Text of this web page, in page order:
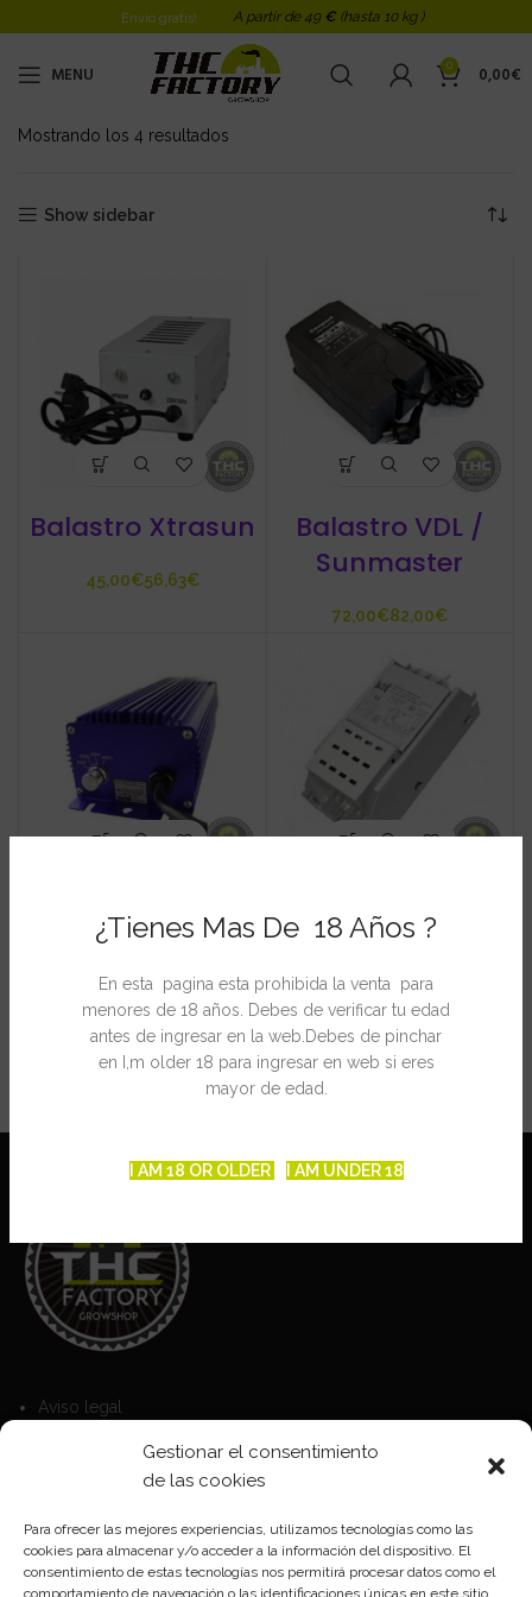
¿Tienes Mas De 18 Años ?
En esta pagina esta prohibida la venta para
menores de 18 años. Debes de verificar tu edad
antes de ingresar en la web.Debes de pinchar
en I,m older 18 para ingresar en web si eres
mayor de edad.
I AM 18 OR OLDER I AM UNDER 18
Gestionar el consentimiento
de las cookies
Para ofrecer las mejores experiencias, utilizamos tecnologías como las
cookies para almacenar y/o acceder a la información del dispositivo. El
consentimiento de estas tecnologías nos permitirá procesar datos como el
comportamiento de navegación o las identificaciones únicas en este sitio.
Envio gratis! A partir de 49 € (hasta 10 kg )
MENU 0 0,00€
Mostrando los 4 resultados
Show sidebar
Balastro Xtrasun
€ €
Balastro VDL /
Sunmaster
€ €
Electrónico con
Potenciómetro
Lumatek
€ €
Aviso legal
Política de Cookies
Política de privacidad
Formas de pago